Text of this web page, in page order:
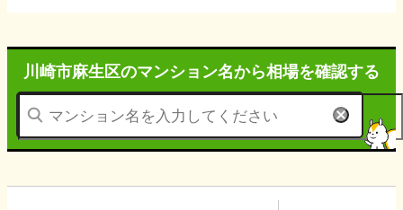
川崎市麻生区のマンション名から相場を確認する